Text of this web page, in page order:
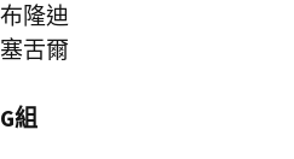
布隆迪
塞舌爾
G組